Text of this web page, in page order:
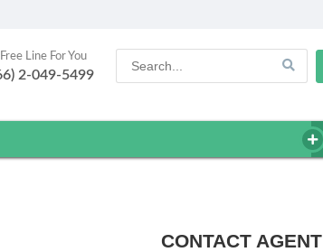
Free Line For You
2-049-5499
CONTACT AGENT